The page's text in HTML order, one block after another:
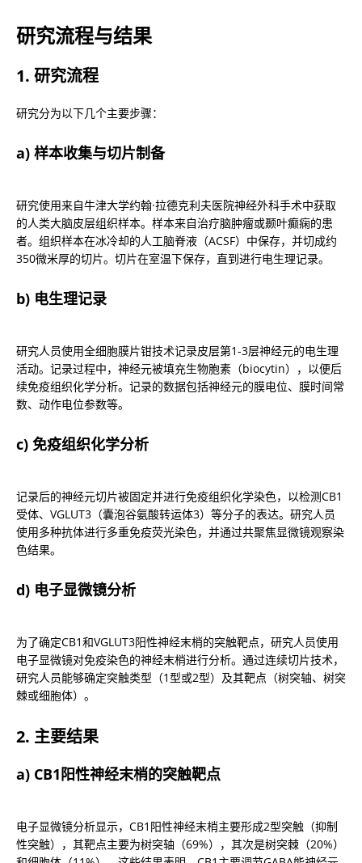
研究流程与结果
1. 研究流程
研究分为以下几个主要步骤：
a) 样本收集与切片制备
研究使用来自牛津大学约翰·拉德克利夫医院神经外科手术中获取
的人类大脑皮层组织样本。样本来自治疗脑肿瘤或颞叶癫痫的患
者。组织样本在冰冷却的人工脑脊液（ACSF）中保存，并切成约
350微米厚的切片。切片在室温下保存，直到进行电生理记录。
b) 电生理记录
研究人员使用全细胞膜片钳技术记录皮层第1-3层神经元的电生理
活动。记录过程中，神经元被填充生物胞素（biocytin），以便后
续免疫组织化学分析。记录的数据包括神经元的膜电位、膜时间常
数、动作电位参数等。
c) 免疫组织化学分析
记录后的神经元切片被固定并进行免疫组织化学染色，以检测CB1
受体、VGLUT3（囊泡谷氨酸转运体3）等分子的表达。研究人员
使用多种抗体进行多重免疫荧光染色，并通过共聚焦显微镜观察染
色结果。
d) 电子显微镜分析
为了确定CB1和VGLUT3阳性神经末梢的突触靶点，研究人员使用
电子显微镜对免疫染色的神经末梢进行分析。通过连续切片技术，
研究人员能够确定突触类型（1型或2型）及其靶点（树突轴、树突
棘或细胞体）。
2. 主要结果
a) CB1阳性神经末梢的突触靶点
电子显微镜分析显示，CB1阳性神经末梢主要形成2型突触（抑制
性突触），其靶点主要为树突轴（69%），其次是树突棘（20%）